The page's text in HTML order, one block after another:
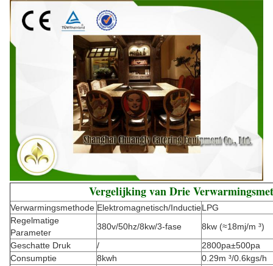
Vergelijking van Drie
Verwarmingsmethode Elektromagnetisch/InductieLPG
Regelmatige
Parameter
380v/50hz/8kw/3-fase
8kw (≈18mj/m ³)
Geschatte Druk
/
2800pa±500pa
Consumptie
8kwh
0.29m ³/0.6kgs/h